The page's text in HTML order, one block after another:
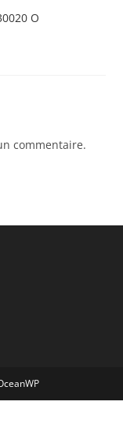
commentaire.